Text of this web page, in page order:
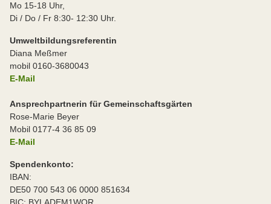
Mo 15-18 Uhr,
Di / Do / Fr 8:30- 12:30 Uhr.
Umweltbildungsreferentin
Diana Meßmer
mobil 0160-3680043
E-Mail
Ansprechpartnerin für Gemeinschaftsgärten
Rose-Marie Beyer
Mobil 0177-4 36 85 09
E-Mail
Spendenkonto:
IBAN:
DE50 700 543 06 0000 851634